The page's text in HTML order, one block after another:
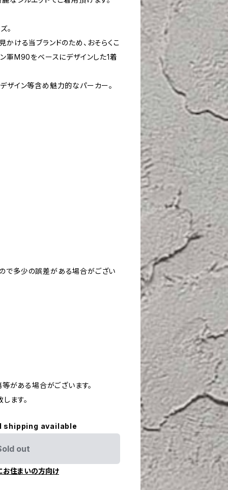
。
かける当ブランドのため、おそらくこ
軍M90をベースにデザインした1着
ザイン等含め魅力的なパーカー。
で多少の誤差がある場合がござい
がある場合がございます。
ます。
shipping available
out
お住まいの方向け